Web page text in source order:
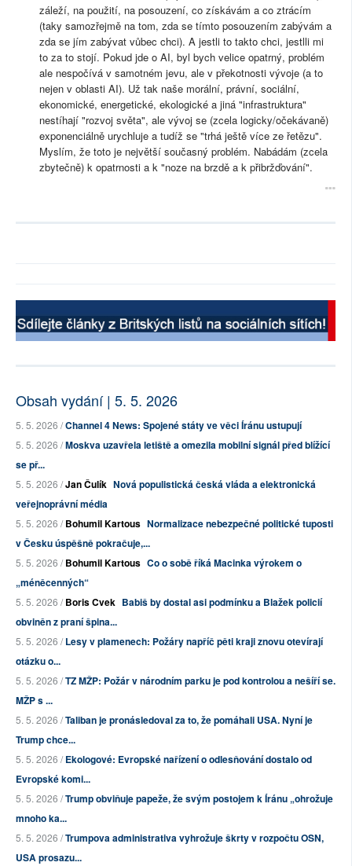
záleží, na použití, na posouzení, co získávám a co ztrácím
(taky samozřejmě na tom, zda se tímto posouzením zabývám a
zda se jím zabývat vůbec chci). A jestli to takto chci, jestlli mi
to za to stojí. Pokud jde o AI, byl bych velice opatrný, problém
ale nespočívá v samotném jevu, ale v překotnosti vývoje (a to
nejen v oblasti AI). Už tak naše morální, právní, sociální,
ekonomické, energetické, ekologické a jiná "infrastruktura"
nestíhají "rozvoj světa", ale vývoj se (zcela logicky/očekávaně)
exponenciálně urychluje a tudíž se "trhá ještě více ze řetězu".
Myslím, že toto je největší současný problém. Nabádám (zcela
zbytečně) k opatrnosti a k "noze na brzdě a k přibržďování".
Obsah vydání | 5. 5. 2026
5. 5. 2026 /Channel 4 News: Spojené státy ve věci Íránu ustupují
5. 5. 2026 /Moskva uzavřela letiště a omezila mobilní signál před blížící
se př...
5. 5. 2026 /Jan Čulík Nová populistická česká vláda a elektronická
veřejnoprávní média
5. 5. 2026 /Bohumil Kartous Normalizace nebezpečné politické tuposti
v Česku úspěšně pokračuje,...
5. 5. 2026 /Bohumil Kartous Co o sobě říká Macinka výrokem o
„méněcenných“
5. 5. 2026 /Boris Cvek Babiš by dostal asi podmínku a Blažek policií
obviněn z praní špina...
5. 5. 2026 /Lesy v plamenech: Požáry napříč pěti kraji znovu otevírají
otázku o...
5. 5. 2026 /TZ MŽP: Požár v národním parku je pod kontrolou a nešíří se.
MŽP s ...
5. 5. 2026 /Taliban je pronásledoval za to, že pomáhali USA. Nyní je
Trump chce...
5. 5. 2026 /Ekologové: Evropské nařízení o odlesňování dostalo od
Evropské komi...
5. 5. 2026 /Trump obviňuje papeže, že svým postojem k Íránu „ohrožuje
mnoho ka...
5. 5. 2026 /Trumpova administrativa vyhrožuje škrty v rozpočtu OSN,
USA prosazu...